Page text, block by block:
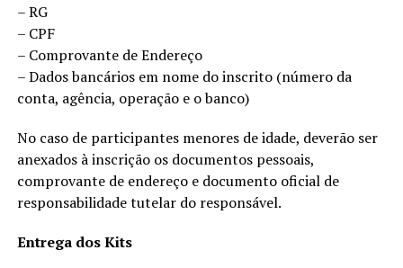
– RG
– CPF
– Comprovante de Endereço
– Dados bancários em nome do inscrito (número da
conta, agência, operação e o banco)
No caso de participantes menores de idade, deverão ser
anexados à inscrição os documentos pessoais,
comprovante de endereço e documento oficial de
responsabilidade tutelar do responsável.
Entrega dos Kits